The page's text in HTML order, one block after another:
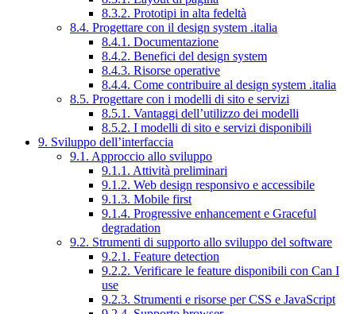
8.3.2. Prototipi in alta fedeltà
8.4. Progettare con il design system .italia
8.4.1. Documentazione
8.4.2. Benefici del design system
8.4.3. Risorse operative
8.4.4. Come contribuire al design system .italia
8.5. Progettare con i modelli di sito e servizi
8.5.1. Vantaggi dell’utilizzo dei modelli
8.5.2. I modelli di sito e servizi disponibili
9. Sviluppo dell’interfaccia
9.1. Approccio allo sviluppo
9.1.1. Attività preliminari
9.1.2. Web design responsivo e accessibile
9.1.3. Mobile first
9.1.4. Progressive enhancement e Graceful
degradation
9.2. Strumenti di supporto allo sviluppo del software
9.2.1. Feature detection
9.2.2. Verificare le feature disponibili con Can I
use
9.2.3. Strumenti e risorse per CSS e JavaScript